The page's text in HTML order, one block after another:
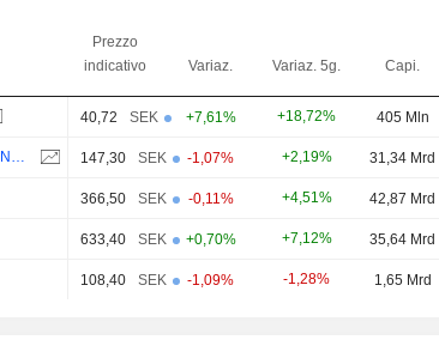
Prezzo
indicativo
Variaz. Variaz. 5g. Capi.
40,72 SEK +7,61% +18,72% 405 Mln
SVENSKA HANDELSBANKEN AB 147,30 SEK -1,07% +2,19% 31,34 Mrd
366,50 SEK -0,11% +4,51% 42,87 Mrd
633,40 SEK +0,70% +7,12% 35,64 Mrd
108,40 SEK -1,09% -1,28% 1,65 Mrd